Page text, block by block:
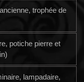
trophée de
potiche pierre et
lampadaire,